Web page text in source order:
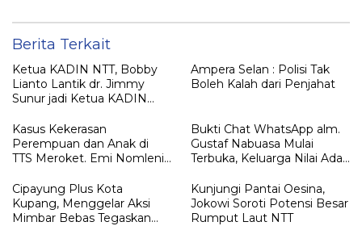
Berita Terkait
Ketua KADIN NTT, Bobby
Lianto Lantik dr. Jimmy
Sunur jadi Ketua KADIN
Ampera Selan : Polisi Tak
Boleh Kalah dari Penjahat
Kasus Kekerasan
Perempuan dan Anak di
TTS Meroket. Emi Nomleni :
Paling Aman
Bukti Chat WhatsApp alm.
Gustaf Nabuasa Mulai
Terbuka, Keluarga Nilai Ada
Belum Didalami Penyidik
Cipayung Plus Kota
Kupang, Menggelar Aksi
Mimbar Bebas Tegaskan
Kunjungi Pantai Oesina,
Jokowi Soroti Potensi Besar
Rumput Laut NTT